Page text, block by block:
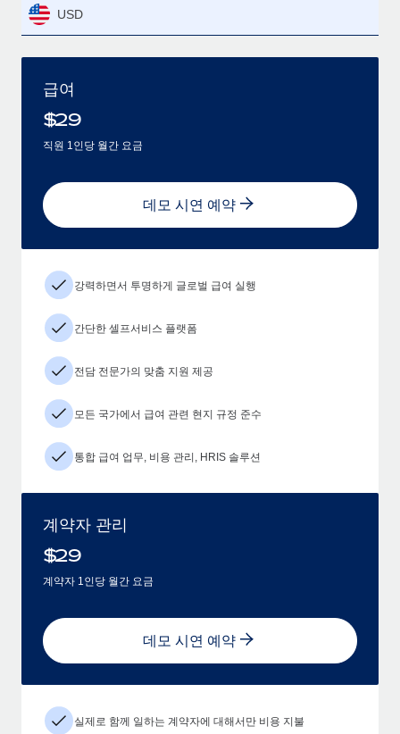
USD
급여
$29
직원 1인당 월간 요금
데모 시연 예약
강력하면서 투명하게 글로벌 급여 실행
간단한 셀프서비스 플랫폼
전담 전문가의 맞춤 지원 제공
모든 국가에서 급여 관련 현지 규정 준수
통합 급여 업무, 비용 관리, HRIS 솔루션
계약자 관리
$29
계약자 1인당 월간 요금
데모 시연 예약
실제로 함께 일하는 계약자에 대해서만 비용 지불